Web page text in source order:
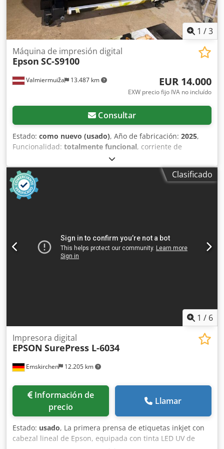
1 /3
Valmiermuiža 13.487 km
Máquina de impresión digital
Epson SC-S9100
EUR 14.000
EXW precio fijo IVA no incluído
Consultar
Estado: como nuevo (usado), Año de fabricación: 2025,
Funcionalidad: totalmente funcional, corriente de
, tensión de entrada:
impresora digital Epson SC-S9100, nueva, a un precio muy
competitivo. Año de fabricación: 2025. Se incluye un
programa adicional: Onyx. Codpfszqc Suex Ag Toha
Fabricante: Epson Modelo: SC-S9100 Código de modelo
energía n.º 1: 12/10 A Voltaje de entrada de energía n.º 2:
100-120/200-240 V Frecuencia de entrada de energía n.º 2:
50/60 Hz Corriente de entrada de energía n.º 2: 12/10 A
Clasificado
1 / 6
Emskirchen 12.205 km
Impresora digital
EPSON SurePress L-6034
Información de
precio
Llamar
Estado: usado, La primera prensa de etiquetas inkjet con
cabezal lineal de Epson, equipada con tinta LED UV de